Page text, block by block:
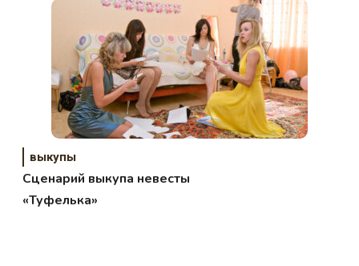
выкупы
Сценарий выкупа невесты
«Туфелька»